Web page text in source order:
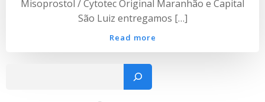
Misoprostol / Cytotec Original Maranhão e Capital
São Luiz entregamos […]
Read more
Pesquisar